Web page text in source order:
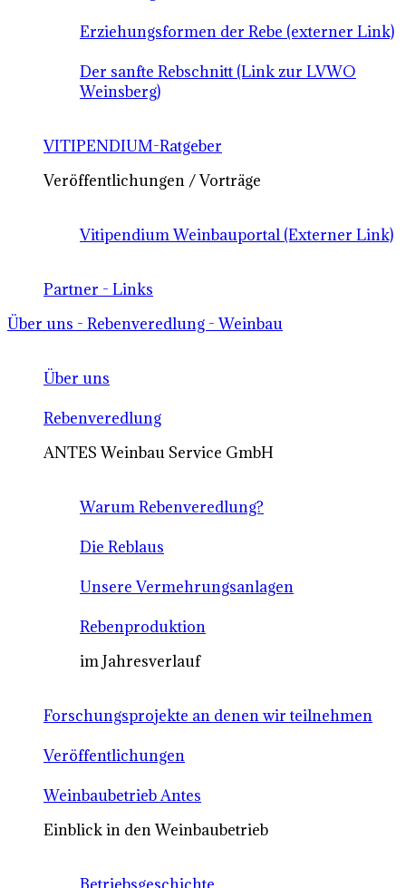
Erziehungsformen der Rebe (externer Link)
Der sanfte Rebschnitt (Link zur LVWO
Weinsberg)
VITIPENDIUM-Ratgeber
Veröffentlichungen / Vorträge
Vitipendium Weinbauportal (Externer Link)
Partner - Links
Über uns - Rebenveredlung - Weinbau
Über uns
Rebenveredlung
ANTES Weinbau Service GmbH
Warum Rebenveredlung?
Die Reblaus
Unsere Vermehrungsanlagen
Rebenproduktion
im Jahresverlauf
Forschungsprojekte an denen wir teilnehmen
Veröffentlichungen
Weinbaubetrieb Antes
Einblick in den Weinbaubetrieb